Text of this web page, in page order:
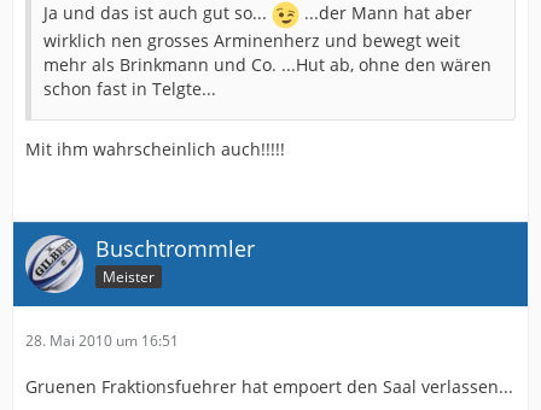
Ja und das ist auch gut so...
...der Mann hat aber
wirklich nen grosses Arminenherz und bewegt weit
mehr als Brinkmann und Co. ...Hut ab, ohne den wären
schon fast in Telgte...
Mit ihm wahrscheinlich auch!!!!!
Buschtrommler
Meister
28. Mai 2010 um 16:51
Gruenen Fraktionsfuehrer hat empoert den Saal verlassen...